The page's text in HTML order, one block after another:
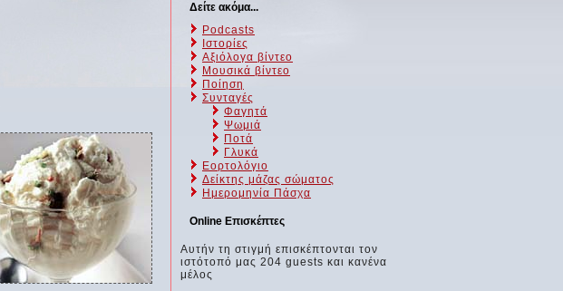
Δείτε ακόμα...
Podcasts
Ιστορίες
Αξιόλογα βίντεο
Μουσικά βίντεο
Ποίηση
Συνταγές
Φαγητά
Ψωμιά
Ποτά
Γλυκά
Εορτολόγιο
Δείκτης μάζας σώματος
Ημερομηνία Πάσχα
Online Επισκέπτες
Αυτήν τη στιγμή επισκέπτονται τον
ιστότοπό μας 204 guests και κανένα
μέλος